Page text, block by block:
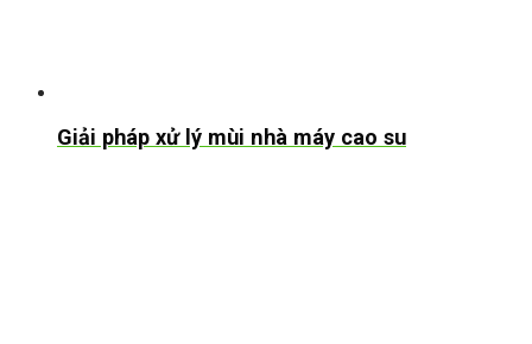
Giải pháp xử lý mùi nhà máy cao su